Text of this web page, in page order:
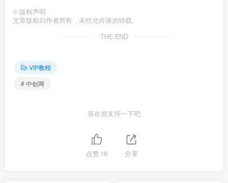
© 版权声明
文章版权归作者所有，未经允许请勿转载。
THE END
VIP教程
# 中创网
喜欢就支持一下吧
点赞15 分享